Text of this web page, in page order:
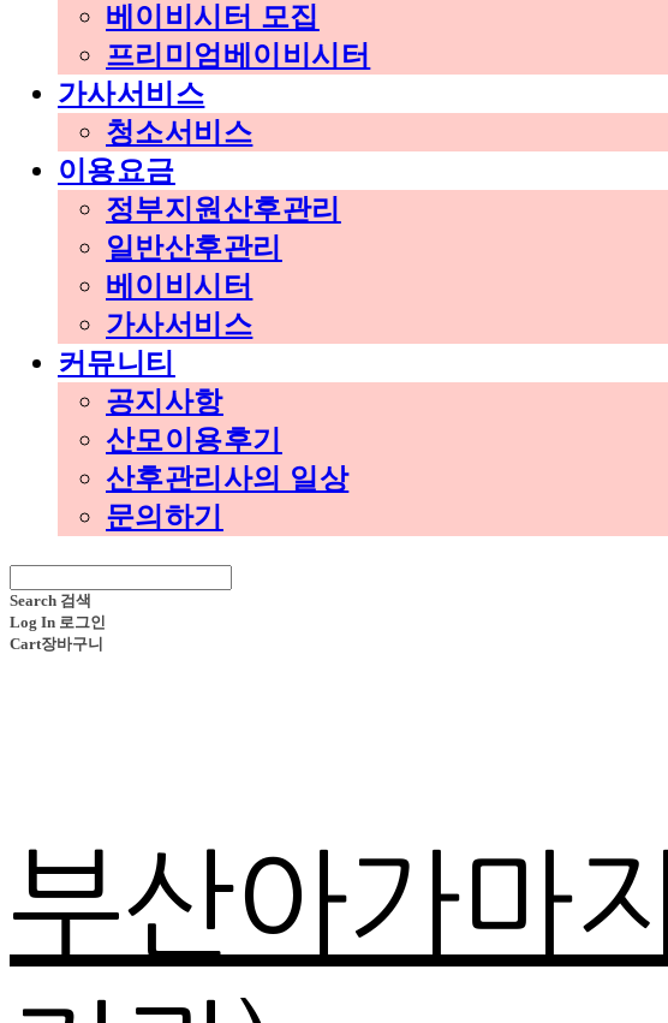
베이비시터 모집
프리미엄베이비시터
가사서비스
청소서비스
이용요금
정부지원산후관리
일반산후관리
베이비시터
가사서비스
커뮤니티
공지사항
산모이용후기
산후관리사의 일상
문의하기
Search 검색
Log In 로그인
Cart장바구니
부산아가마